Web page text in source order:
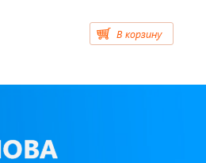
датчиков скорости
карт
В корзину